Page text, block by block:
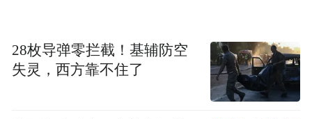
能落选，首场热身宣告无缘冲百场。
28枚导弹零拦截！基辅防空
失灵，西方靠不住了